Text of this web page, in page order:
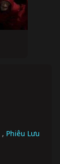
, Phiêu Lưu